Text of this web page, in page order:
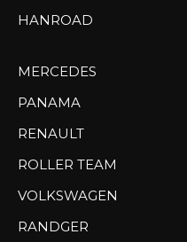
HANROAD
MERCEDES
PANAMA
RENAULT
ROLLER TEAM
VOLKSWAGEN
RANDGER